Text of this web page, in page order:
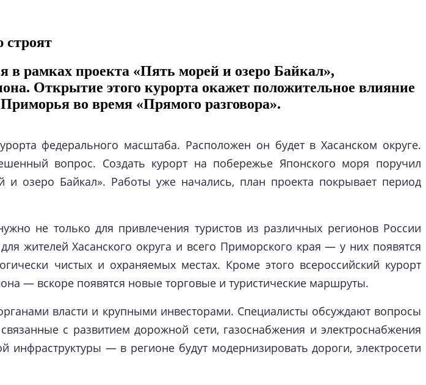
рамках проекта «Пять морей и озеро Байкал»,
Открытие этого курорта окажет положительное влияние
во время «Прямого разговора».
федерального масштаба. Расположен он будет в Хасанском округе.
вопрос. Создать курорт на побережье Японского моря поручил
озеро Байкал». Работы уже начались, план проекта покрывает период
не только для привлечения туристов из различных регионов России
жителей Хасанского округа и всего Приморского края — у них появятся
чистых и охраняемых местах. Кроме этого всероссийский курорт
— вскоре появятся новые торговые и туристические маршруты.
власти и крупными инвесторами. Специалисты обсуждают вопросы
с развитием дорожной сети, газоснабжения и электроснабжения
инфраструктуры — в регионе будут модернизировать дороги, электросети